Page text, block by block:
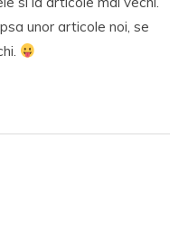
unor articole noi, se